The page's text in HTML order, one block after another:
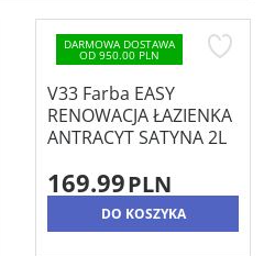
DARMOWA DOSTAWA
OD 950.00 PLN
V33 Farba EASY
RENOWACJA ŁAZIENKA
ANTRACYT SATYNA 2L
169.99PLN
DO KOSZYKA